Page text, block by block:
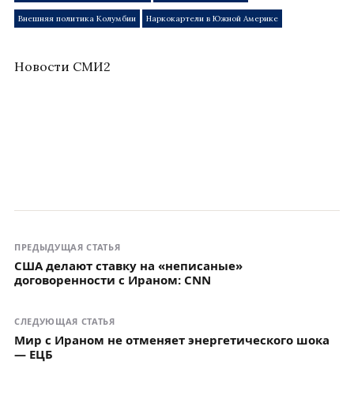
Внешняя политика Колумбии Наркокартели в Южной Америке
Новости СМИ2
ПРЕДЫДУЩАЯ СТАТЬЯ
США делают ставку на «неписаные»
договоренности с Ираном: CNN
СЛЕДУЮЩАЯ СТАТЬЯ
Мир с Ираном не отменяет энергетического шока
— ЕЦБ